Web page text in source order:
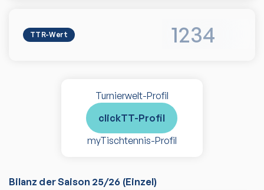
TTR-Wert 1234
Turnierwelt-Profil
clickTT-Profil
myTischtennis-Profil
Bilanz der Saison 25/26 (Einzel)